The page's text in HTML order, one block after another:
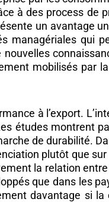
à des process de
un avantage
managériales qui
mobilisés par
à l’export.
études montrent
de durabilité.
plutôt que sur
la relation
que dans les
davantage si